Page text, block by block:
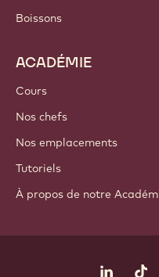
Boissons
ACADÉMIE
Cours
Nos chefs
Nos emplacements
Tutoriels
À propos de notre